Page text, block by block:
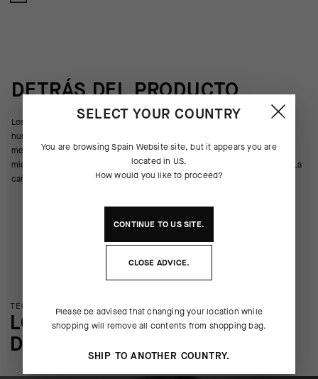
DETRÁS DEL PRODUCTO
Los calcetines Ego, un diseño resistente a los olores y que absorbe la
humedad, proporcionan sujeción envolvente ligera sobre los
metatarsianos, el puente y el tobillo. Además, lucen un mensaje visible
mientras pedaleas. Cada par incluye dos piezas con las mismas letras. La
caña de 17 cm de alto garantiza que se vea tu mensaje.
TECNOLOGÍA DEL PRODUCTO
LOS DETALLES MÁS SUTILES
DEL PRODUCTO
SELECT YOUR COUNTRY
You are browsingSpain Websitesite, but it appears you are
located in US.
How would you like to proceed?
CONTINUE TOUSSITE.
CLOSE ADVICE.
Please be advised that changing your location while
shopping will remove all contents from shopping bag.
SHIP TO ANOTHER COUNTRY.